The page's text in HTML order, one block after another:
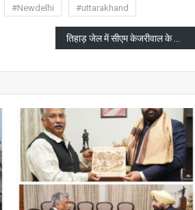
#Newdelhi #uttarakhand